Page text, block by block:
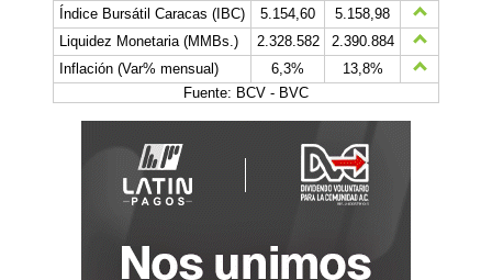
Índice Bursátil Caracas (IBC)
5.154,60
5.158,98
Liquidez Monetaria (MMBs.)
2.328.582
2.390.884
Inflación (Var% mensual)
6,3%
13,8%
Fuente: BCV - BVC